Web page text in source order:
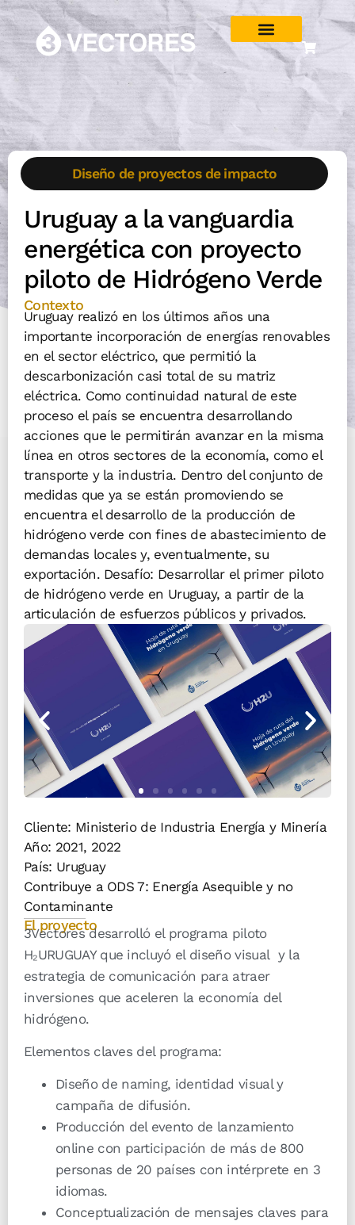
Diseño de proyectos de impacto
Uruguay a la vanguardia
energética con proyecto
piloto de Hidrógeno Verde
Contexto
Uruguay realizó en los últimos años una
importante incorporación de energías renovables
en el sector eléctrico, que permitió la
descarbonización casi total de su matriz
eléctrica. Como continuidad natural de este
proceso el país se encuentra desarrollando
acciones que le permitirán avanzar en la misma
línea en otros sectores de la economía, como el
transporte y la industria. Dentro del conjunto de
medidas que ya se están promoviendo se
encuentra el desarrollo de la producción de
hidrógeno verde con fines de abastecimiento de
demandas locales y, eventualmente, su
exportación. Desafío: Desarrollar el primer piloto
de hidrógeno verde en Uruguay, a partir de la
articulación de esfuerzos públicos y privados.
Cliente: Ministerio de Industria Energía y Minería
Año: 2021, 2022
País: Uruguay
Contribuye a ODS 7: Energía Asequible y no
Contaminante
El proyecto
3Vectores desarrolló el programa piloto
H₂URUGUAY que incluyó el diseño visual y la
estrategia de comunicación para atraer
inversiones que aceleren la economía del
hidrógeno.
Elementos claves del programa:
Diseño de naming, identidad visual y
campaña de difusión.
Producción del evento de lanzamiento
online con participación de más de 800
personas de 20 países con intérprete en 3
idiomas.
Conceptualización de mensajes claves para